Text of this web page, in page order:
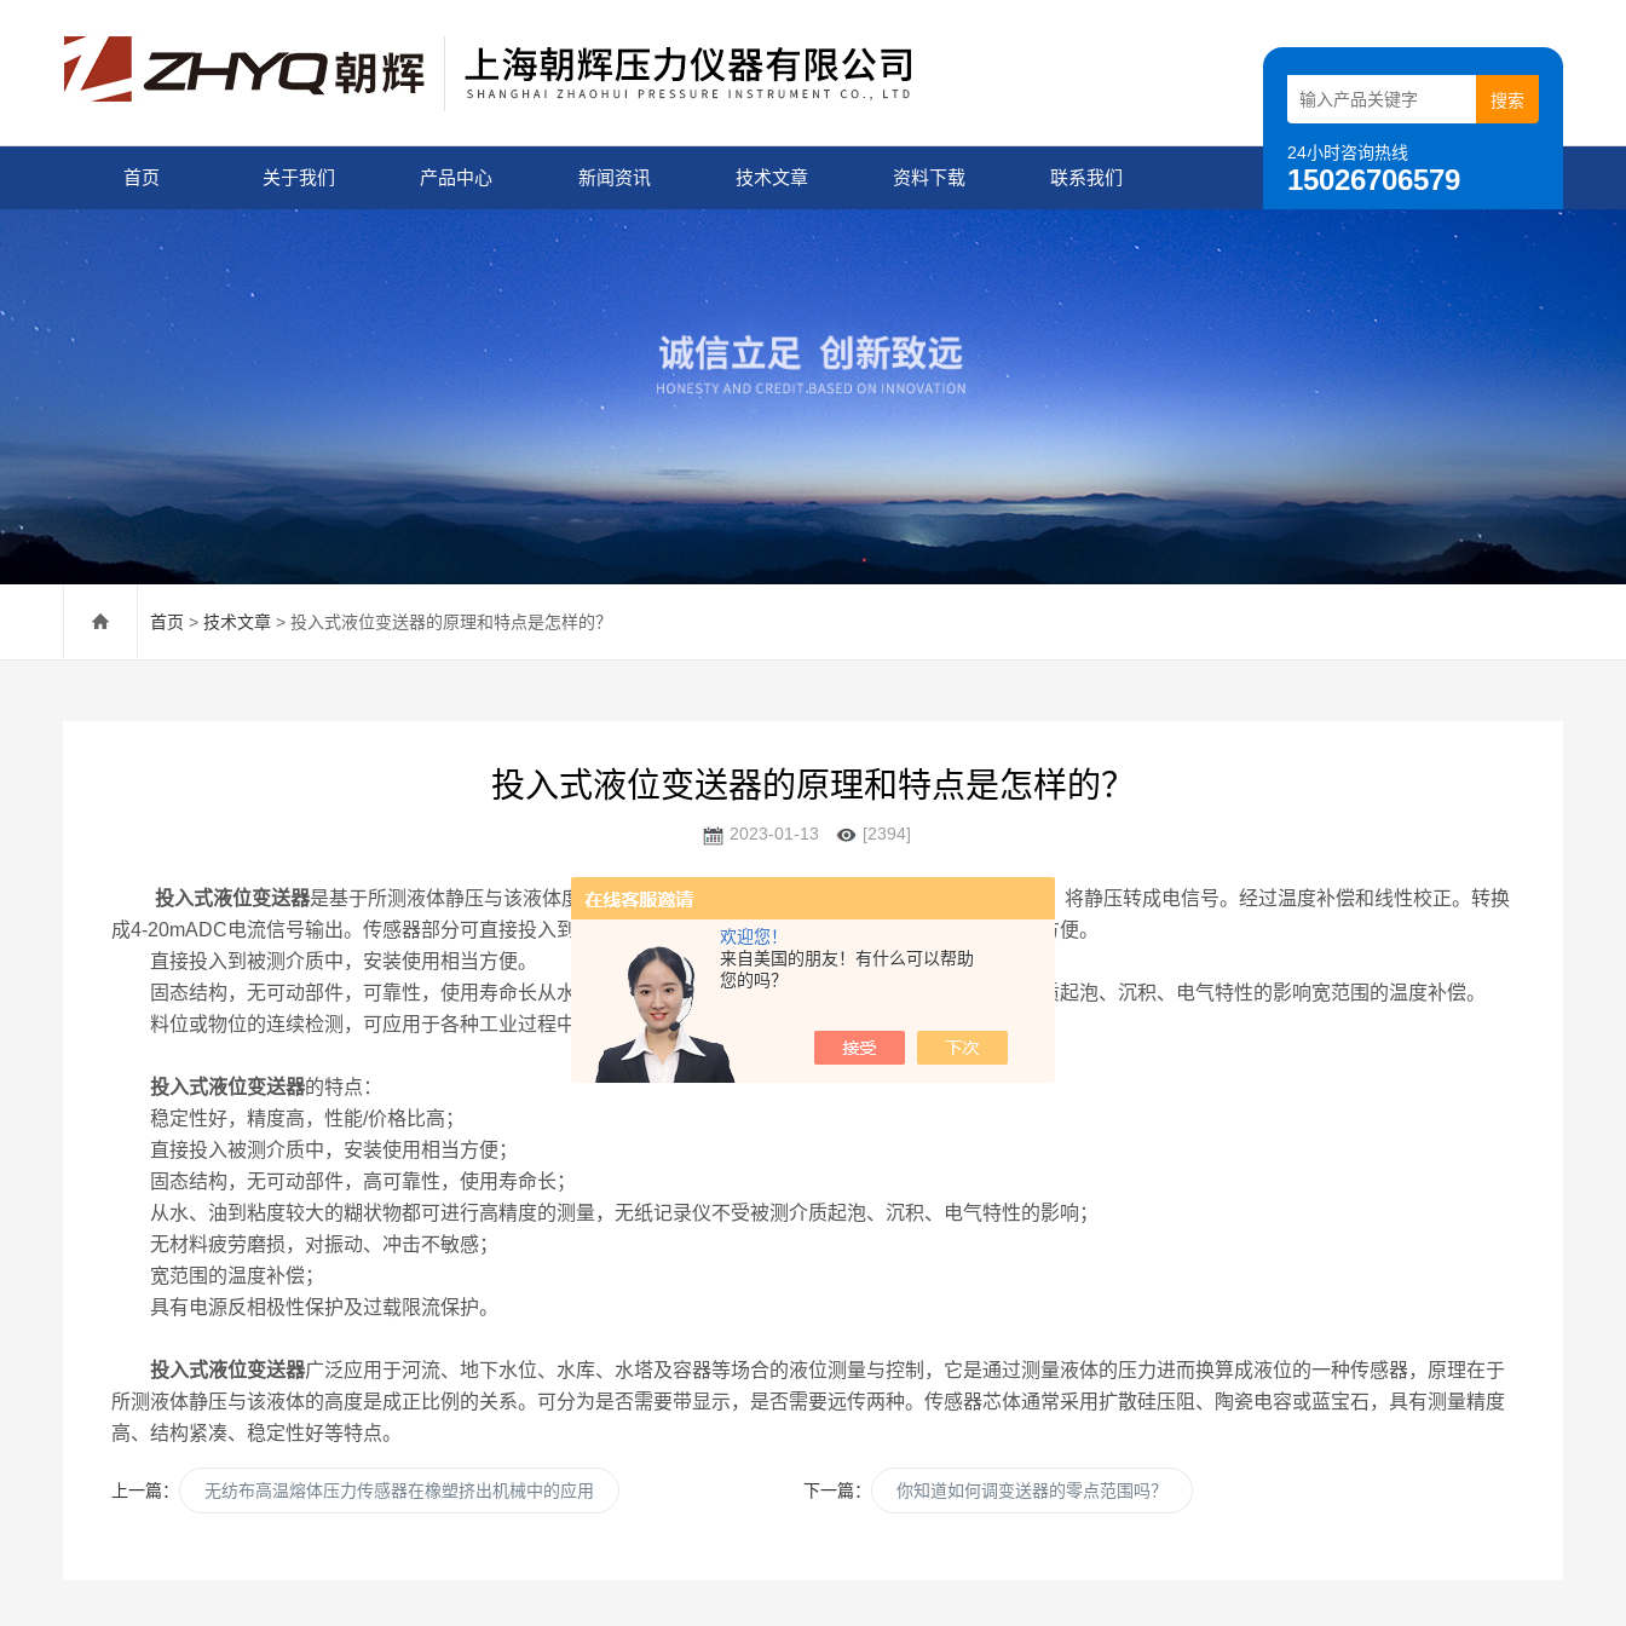
欢迎您！
来自美国的朋友！有什么可以帮助
您的吗？
24小时咨询热线
15026706579
首页 关于我们 产品中心 新闻资讯 技术文章 资料下载 联系我们
首页 > 技术文章 > 投入式液位变送器的原理和特点是怎样的？
投入式液位变送器的原理和特点是怎样的？
2023-01-13 [2394]
投入式液位变送器是基于所测液体静压与该液体度成正比的原理，采用扩散硅或陶瓷敏感元件的压阻效应，将静压转成电信号。经过温度补偿和线性校正。转换
成4-20mADC电流信号输出。传感器部分可直接投入到液体中，变送器部分可用法兰或支架固定，安装使用为方便。
直接投入到被测介质中，安装使用相当方便。
固态结构，无可动部件，可靠性，使用寿命长从水、油到粘度较大的糊状都可以进行度测量，不受被测介质起泡、沉积、电气特性的影响宽范围的温度补偿。
料位或物位的连续检测，可应用于各种工业过程中的检测控制。
投入式液位变送器的特点：
稳定性好，精度高，性能/价格比高；
直接投入被测介质中，安装使用相当方便；
固态结构，无可动部件，高可靠性，使用寿命长；
从水、油到粘度较大的糊状物都可进行高精度的测量，无纸记录仪不受被测介质起泡、沉积、电气特性的影响；
无材料疲劳磨损，对振动、冲击不敏感；
宽范围的温度补偿；
具有电源反相极性保护及过载限流保护。
投入式液位变送器广泛应用于河流、地下水位、水库、水塔及容器等场合的液位测量与控制，它是通过测量液体的压力进而换算成液位的一种传感器，原理在于
所测液体静压与该液体的高度是成正比例的关系。可分为是否需要带显示，是否需要远传两种。传感器芯体通常采用扩散硅压阻、陶瓷电容或蓝宝石，具有测量精度
高、结构紧凑、稳定性好等特点。
上一篇： 无纺布高温熔体压力传感器在橡塑挤出机械中的应用 下一篇： 你知道如何调变送器的零点范围吗？